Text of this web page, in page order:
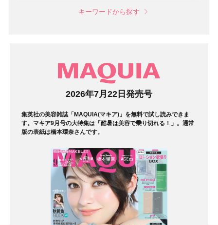
キーワードから探す
2026年7月22日発売号
集英社の美容雑誌「MAQUIA(マキア)」を無料で試し読みできま
す。マキア9月号の大特集は「酷暑は美容で乗り切れる！」。通常
版の表紙は橋本環奈さんです。